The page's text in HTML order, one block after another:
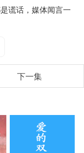
谎话，媒体闻言一
下一集